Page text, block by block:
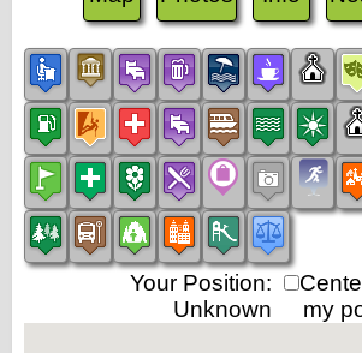
my
Your Position:
Unknown